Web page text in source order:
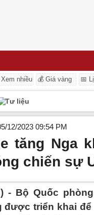
Xem nhiều 💰 Giá vàng 📅
Tư liệu
12/2023 09:54 PM
tăng Nga
chiến sự
- Bộ Quốc
được triển khai để